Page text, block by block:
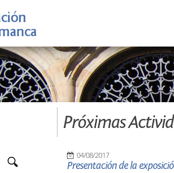
Próximas
04/08/2017
Presentación de la